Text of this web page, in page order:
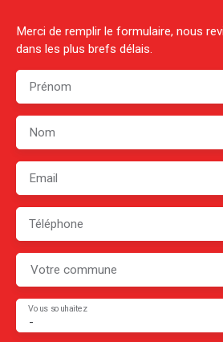
Merci de remplir le formulaire, nous
dans les plus brefs délais.
Prénom
Nom
Email
Téléphone
Votre commune
-
Vous souhaitez